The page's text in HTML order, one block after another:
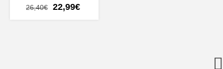
26,40€
El
22,99€